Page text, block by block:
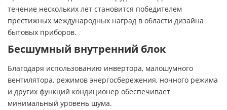
течение нескольких лет становится победителем
престижных международных наград в области дизайна
бытовых приборов.
Бесшумный внутренний блок
Благодаря использованию инвертора, малошумного
вентилятора, режимов энергосбережения, ночного режима
и других функций кондиционер обеспечивает
минимальный уровень шума.